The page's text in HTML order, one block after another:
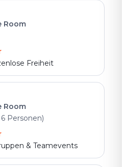
Room
Freiheit
Room
Personen)
& Teamevents